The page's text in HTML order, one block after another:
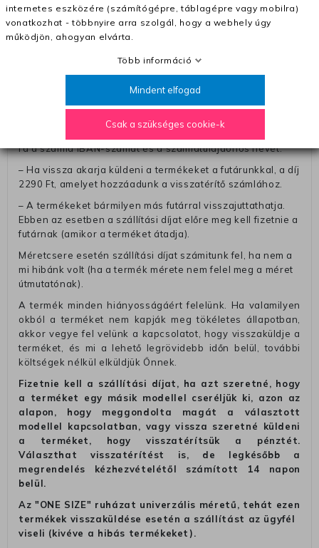
Pénzvisszatérítés:
A pénz visszatérítéséhez küldjük a futárt, hogy vegye át
elküldheti. Olyan utávéttel küldött csomagot, melyne
értéke eltér 0 FT-tól, nem fogadunk el. A futárnak átadott
csomagba kérjük, hogy a visszaküldés könnyebb
azonosítása érdekében tegyen egy megjegyzést, amelyre
felírja telefonszámát/rendelési számát. Az eljárás
rá a számla IBAN-számát és a számlatulajdonos nevét.
– Ha vissza akarja küldeni a termékeket a futárunkkal, a díj
2290 Ft, amelyet hozzáadunk a visszatérítő számlához.
– A termékeket bármilyen más futárral visszajuttathatja.
Ebben az esetben a szállítási díjat előre meg kell fizetnie a
futárnak (amikor a terméket átadja).
Méretcsere esetén szállítási díjat számitunk fel, ha nem a
mi hibánk volt (ha a termék mérete nem felel meg a méret
útmutatónak).
A termék minden hiányosságáért felelünk. Ha valamilyen
okból a terméket nem kapják meg tökéletes állapotban,
akkor vegye fel velünk a kapcsolatot, hogy visszaküldje a
terméket, és mi a lehető legrövidebb időn belül, további
költségek nélkül elküldjük Önnek.
Fizetnie kell a szállítási díjat, ha azt szeretné, hogy
a terméket egy másik modellel cseréljük ki, azon az
alapon, hogy meggondolta magát a választott
modellel kapcsolatban, vagy vissza szeretné küldeni
a terméket, hogy visszatérítsük a pénztét.
Választhat visszatérítést is, de legkésőbb a
megrendelés kézhezvételétől számított 14 napon
belül.
Az "ONE SIZE" ruházat univerzális méretű, tehát ezen
termékek visszaküldése esetén a szállítást az ügyfél
viseli (kivéve a hibás termékeket).
internetes eszközére (számítógépre, táblagépre vagy mobilra)
vonatkozhat - többnyire arra szolgál, hogy a webhely úgy
működjön, ahogyan elvárta.
Több információ
Mindent elfogad
Csak a szükséges cookie-k